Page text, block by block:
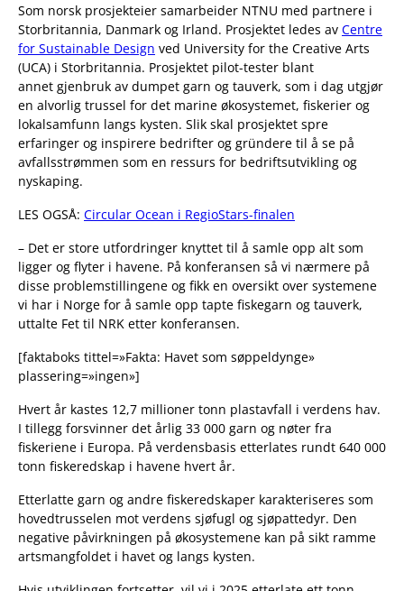
Som norsk prosjekteier samarbeider NTNU med partnere i
Storbritannia, Danmark og Irland. Prosjektet ledes av Centre
for Sustainable Design ved University for the Creative Arts
(UCA) i Storbritannia. Prosjektet pilot-tester blant
annet gjenbruk av dumpet garn og tauverk, som i dag utgjør
en alvorlig trussel for det marine økosystemet, fiskerier og
lokalsamfunn langs kysten. Slik skal prosjektet spre
erfaringer og inspirere bedrifter og gründere til å se på
avfallsstrømmen som en ressurs for bedriftsutvikling og
nyskaping.
LES OGSÅ: Circular Ocean i RegioStars-finalen
– Det er store utfordringer knyttet til å samle opp alt som
ligger og flyter i havene. På konferansen så vi nærmere på
disse problemstillingene og fikk en oversikt over systemene
vi har i Norge for å samle opp tapte fiskegarn og tauverk,
uttalte Fet til NRK etter konferansen.
[faktaboks tittel=»Fakta: Havet som søppeldynge»
plassering=»ingen»]
Hvert år kastes 12,7 millioner tonn plastavfall i verdens hav.
I tillegg forsvinner det årlig 33 000 garn og nøter fra
fiskeriene i Europa. På verdensbasis etterlates rundt 640 000
tonn fiskeredskap i havene hvert år.
Etterlatte garn og andre fiskeredskaper karakteriseres som
hovedtrusselen mot verdens sjøfugl og sjøpattedyr. Den
negative påvirkningen på økosystemene kan på sikt ramme
artsmangfoldet i havet og langs kysten.